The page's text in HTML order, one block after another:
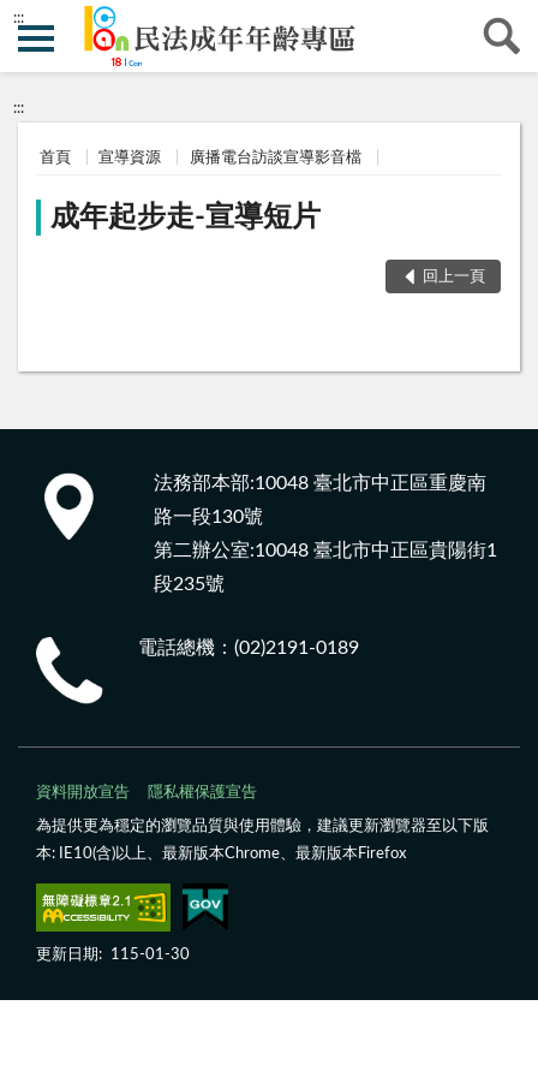
:::
:::
首頁 宣導資源 廣播電台訪談宣導影音檔
成年起步走-宣導短片
回上一頁
法務部本部:10048 臺北市中正區重慶南
路一段130號
第二辦公室:10048 臺北市中正區貴陽街1
段235號
電話總機：(02)2191-0189
資料開放宣告 隱私權保護宣告
為提供更為穩定的瀏覽品質與使用體驗，建議更新瀏覽器至以下版
本: IE10(含)以上、最新版本Chrome、最新版本Firefox
更新日期: 115-01-30